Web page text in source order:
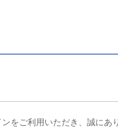
をご利用いただき、誠にあ